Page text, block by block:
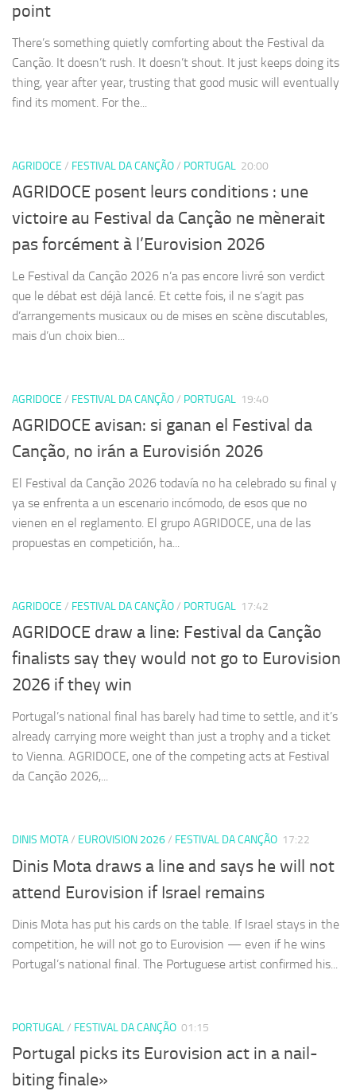
point
There’s something quietly comforting about the Festival da
Canção. It doesn’t rush. It doesn’t shout. It just keeps doing its
thing, year after year, trusting that good music will eventually
find its moment. For the...
AGRIDOCE / FESTIVAL DA CANÇÃO/ PORTUGAL 20:00
AGRIDOCE posent leurs conditions : une
victoire au Festival da Canção ne mènerait
pas forcément à l’Eurovision 2026
Le Festival da Canção 2026 n’a pas encore livré son verdict
que le débat est déjà lancé. Et cette fois, il ne s’agit pas
d’arrangements musicaux ou de mises en scène discutables,
mais d’un choix bien...
AGRIDOCE / FESTIVAL DA CANÇÃO/ PORTUGAL 19:40
AGRIDOCE avisan: si ganan el Festival da
Canção, no irán a Eurovisión 2026
El Festival da Canção 2026 todavía no ha celebrado su final y
ya se enfrenta a un escenario incómodo, de esos que no
vienen en el reglamento. El grupo AGRIDOCE, una de las
propuestas en competición, ha...
AGRIDOCE / FESTIVAL DA CANÇÃO/ PORTUGAL 17:42
AGRIDOCE draw a line: Festival da Canção
finalists say they would not go to Eurovision
2026 if they win
Portugal’s national final has barely had time to settle, and it’s
already carrying more weight than just a trophy and a ticket
to Vienna. AGRIDOCE, one of the competing acts at Festival
da Canção 2026,...
DINIS MOTA/ EUROVISION 2026/ FESTIVAL DA CANÇÃO 17:22
Dinis Mota draws a line and says he will not
attend Eurovision if Israel remains
Dinis Mota has put his cards on the table. If Israel stays in the
competition, he will not go to Eurovision — even if he wins
Portugal’s national final. The Portuguese artist confirmed his...
PORTUGAL/ FESTIVAL DA CANÇÃO 01:15
Portugal picks its Eurovision act in a nail-
biting finale»